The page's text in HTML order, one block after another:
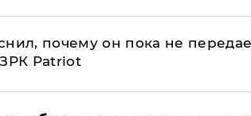
почему он пока не
Patriot